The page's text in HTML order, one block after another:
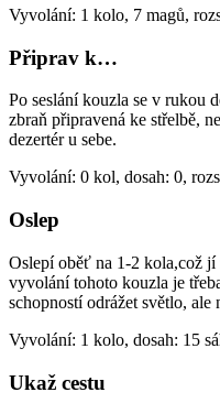
Vyvolání: 1 kolo, 7 magů,
Připrav k…
Po seslání kouzla se v rukou
zbraň připravená ke střelbě,
dezertér u sebe.
Vyvolání: 0 kol, dosah: 0,
Oslep
Oslepí oběť na 1-2 kola,což
vyvolání tohoto kouzla je
schopností odrážet světlo, ale
Vyvolání: 1 kolo, dosah: 15
Ukaž cestu